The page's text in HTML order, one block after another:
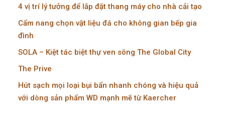
4 vị trí lý tưởng để lắp đặt thang máy cho nhà cải tạo
Cẩm nang chọn vật liệu đá cho không gian bếp gia
đình
SOLA – Kiệt tác biệt thự ven sông The Global City
The Prive
Hút sạch mọi loại bụi bẩn nhanh chóng và hiệu quả
với dòng sản phẩm WD mạnh mẽ từ Kaercher